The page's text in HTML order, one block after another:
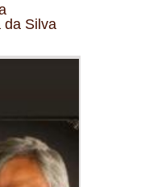
da Silva